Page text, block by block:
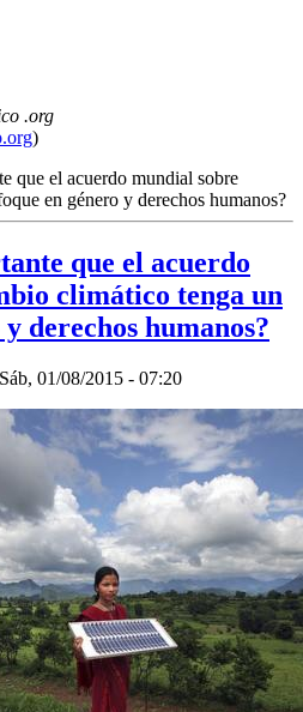
.org
)
que el acuerdo mundial sobre
en género y derechos humanos?
que el acuerdo
climático tenga un
derechos humanos?
Sáb, 01/08/2015 - 07:20